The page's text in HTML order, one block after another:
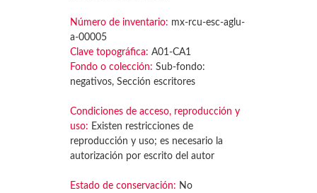
Número de inventario: mx-rcu-esc-aglu-
a-00005
Clave topográfica: A01-CA1
Fondo o colección: Sub-fondo:
negativos, Sección escritores
Condiciones de acceso, reproducción y
uso: Existen restricciones de
reproducción y uso; es necesario la
autorización por escrito del autor
Estado de conservación: No